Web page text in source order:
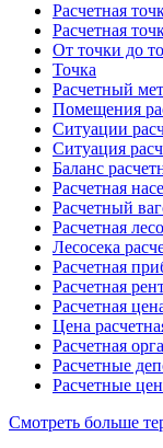
Расчетная
Расчетная
От точки до
Точка
Расчетный
Помещения
Ситуации
Ситуация
Баланс
Расчетная
Расчетный
Расчетная
Лесосека
Расчетная
Расчетная
Расчетная
Цена
Расчетная
Расчетные
Расчетные
Смотреть больше